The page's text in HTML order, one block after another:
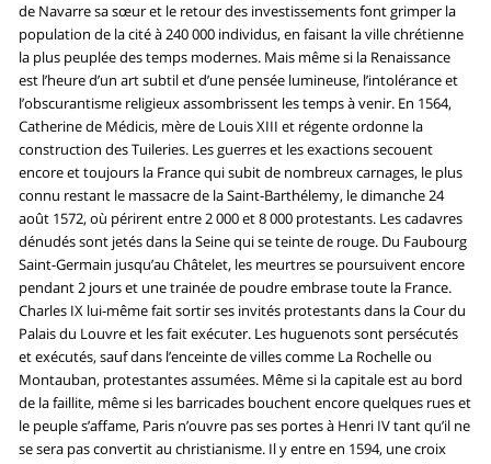
de Navarre sa sœur et le retour des investissements font grimper la
population de la cité à 240 000 individus, en faisant la ville chrétienne
la plus peuplée des temps modernes. Mais même si la Renaissance
est l’heure d’un art subtil et d’une pensée lumineuse, l’intolérance et
l’obscurantisme religieux assombrissent les temps à venir. En 1564,
Catherine de Médicis, mère de Louis XIII et régente ordonne la
construction des Tuileries. Les guerres et les exactions secouent
encore et toujours la France qui subit de nombreux carnages, le plus
connu restant le massacre de la Saint-Barthélemy, le dimanche 24
août 1572, où périrent entre 2 000 et 8 000 protestants. Les cadavres
dénudés sont jetés dans la Seine qui se teinte de rouge. Du Faubourg
Saint-Germain jusqu’au Châtelet, les meurtres se poursuivent encore
pendant 2 jours et une trainée de poudre embrase toute la France.
Charles IX lui-même fait sortir ses invités protestants dans la Cour du
Palais du Louvre et les fait exécuter. Les huguenots sont persécutés
et exécutés, sauf dans l’enceinte de villes comme La Rochelle ou
Montauban, protestantes assumées. Même si la capitale est au bord
de la faillite, même si les barricades bouchent encore quelques rues et
le peuple s’affame, Paris n’ouvre pas ses portes à Henri IV tant qu’il ne
se sera pas convertit au christianisme. Il y entre en 1594, une croix